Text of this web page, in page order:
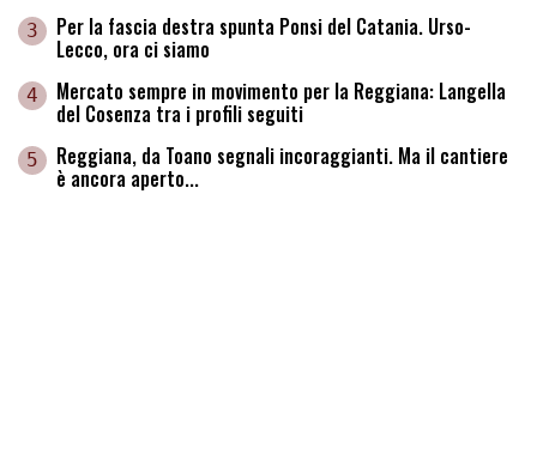
3 Per la fascia destra spunta Ponsi del Catania. Urso-
Lecco, ora ci siamo
4 Mercato sempre in movimento per la Reggiana: Langella
del Cosenza tra i profili seguiti
5 Reggiana, da Toano segnali incoraggianti. Ma il cantiere
è ancora aperto...